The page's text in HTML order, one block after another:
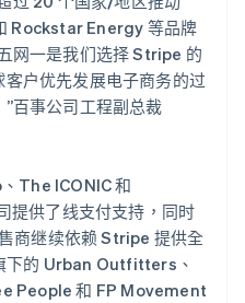
Rockstar Energy 等品牌
网一是我们选择 Stripe 的
户优先发展电子商务的过
百事公司工程副总裁
The ICONIC 和
供了线支付支持，同时
商继续依赖 Stripe 提供全
下的 Urban Outfitters、
People 和 FP Movement